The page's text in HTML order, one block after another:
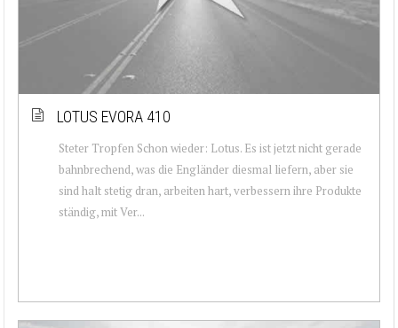
LOTUS EVORA 410
Steter Tropfen Schon wieder: Lotus. Es ist jetzt nicht gerade
bahnbrechend, was die Engländer diesmal liefern, aber sie
sind halt stetig dran, arbeiten hart, verbessern ihre Produkte
ständig, mit Ver...